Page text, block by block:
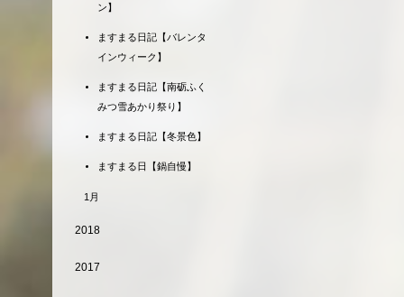
ン】
ますまる日記【バレンタ
インウィーク】
ますまる日記【南砺ふく
みつ雪あかり祭り】
ますまる日記【冬景色】
ますまる日【鍋自慢】
1月
2018
2017